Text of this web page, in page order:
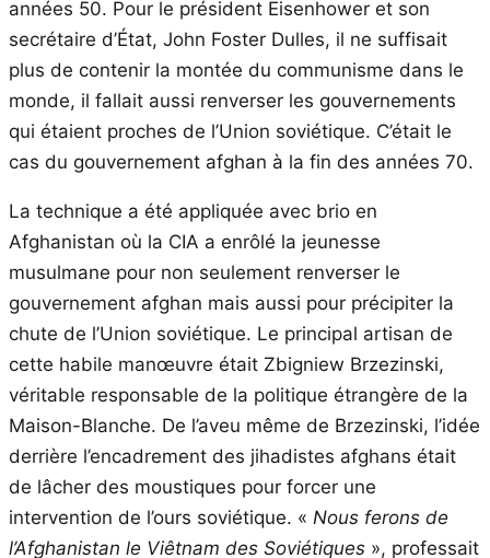
années 50. Pour le président Eisenhower et son
secrétaire d’État, John Foster Dulles, il ne suffisait
plus de contenir la montée du communisme dans le
monde, il fallait aussi renverser les gouvernements
qui étaient proches de l’Union soviétique. C’était le
cas du gouvernement afghan à la fin des années 70.
La technique a été appliquée avec brio en
Afghanistan où la CIA a enrôlé la jeunesse
musulmane pour non seulement renverser le
gouvernement afghan mais aussi pour précipiter la
chute de l’Union soviétique. Le principal artisan de
cette habile manœuvre était Zbigniew Brzezinski,
véritable responsable de la politique étrangère de la
Maison-Blanche. De l’aveu même de Brzezinski, l’idée
derrière l’encadrement des jihadistes afghans était
de lâcher des moustiques pour forcer une
intervention de l’ours soviétique. « Nous ferons de
l’Afghanistan le Viêtnam des Soviétiques », professait